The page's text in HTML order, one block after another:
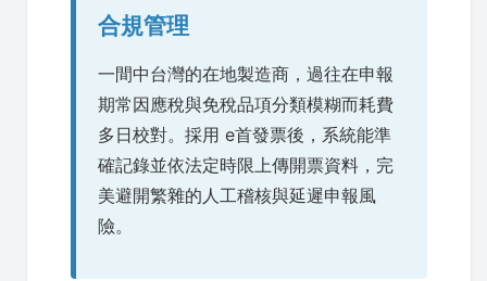
合規管理
一間中台灣的在地製造商，過往在申報
期常因應稅與免稅品項分類模糊而耗費
多日校對。採用 e首發票後，系統能準
確記錄並依法定時限上傳開票資料，完
美避開繁雜的人工稽核與延遲申報風
險。